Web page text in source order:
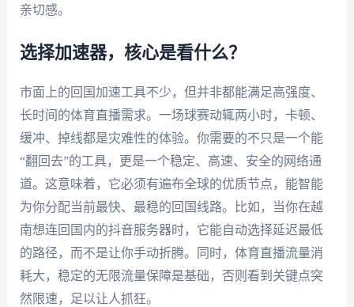
亲切感。
选择加速器，核心是看什么？
市面上的回国加速工具不少，但并非都能满足高强度、
长时间的体育直播需求。一场球赛动辄两小时，卡顿、
缓冲、掉线都是灾难性的体验。你需要的不只是一个能
“翻回去”的工具，更是一个稳定、高速、安全的网络通
道。这意味着，它必须有遍布全球的优质节点，能智能
为你分配当前最快、最稳的回国线路。比如，当你在越
南想连回国内的抖音服务器时，它能自动选择延迟最低
的路径，而不是让你手动折腾。同时，体育直播流量消
耗大，稳定的无限流量保障是基础，否则看到关键点突
然限速，足以让人抓狂。